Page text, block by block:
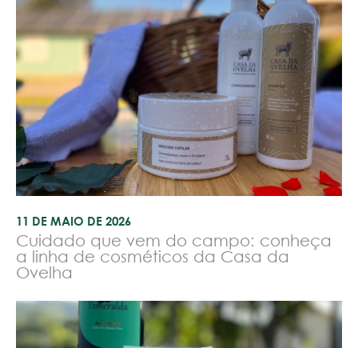
11 DE MAIO DE 2026
Cuidado que vem do campo: conheça
a linha de cosméticos da Casa da
Ovelha